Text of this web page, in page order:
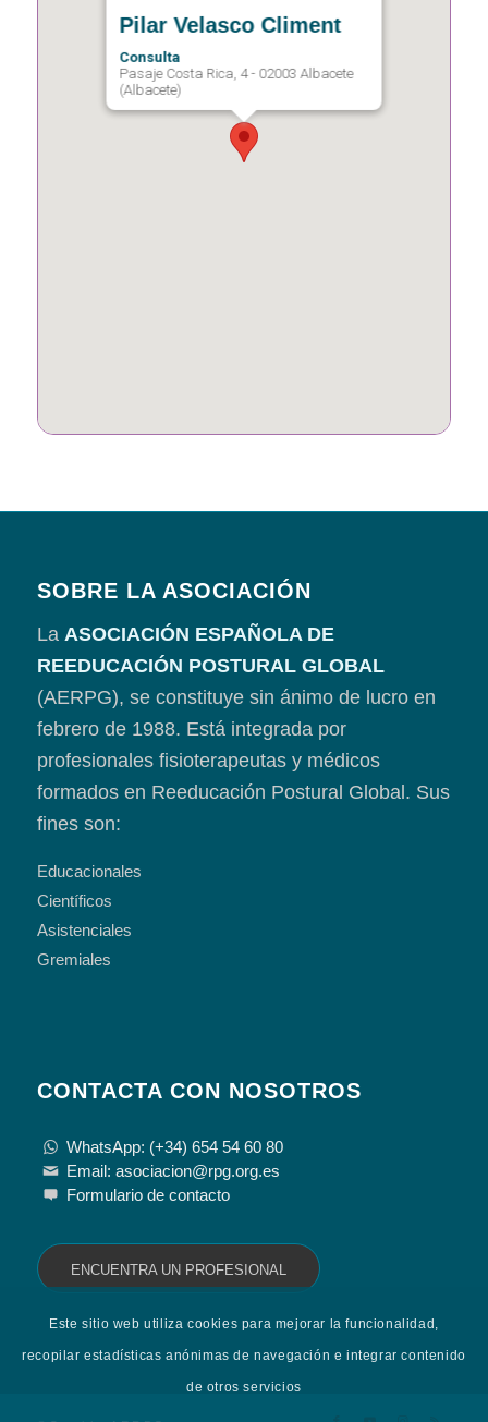
Pilar Velasco Climent
Consulta
Pasaje Costa Rica, 4 - 02003 Albacete
(Albacete)
SOBRE LA ASOCIACIÓN
La ASOCIACIÓN ESPAÑOLA DE
REEDUCACIÓN POSTURAL GLOBAL
(AERPG), se constituye sin ánimo de lucro en
febrero de 1988. Está integrada por
profesionales fisioterapeutas y médicos
formados en Reeducación Postural Global. Sus
fines son:
Educacionales
Científicos
Asistenciales
Gremiales
CONTACTA CON NOSOTROS
WhatsApp: (+34) 654 54 60 80
Email: asociacion@rpg.org.es
Formulario de contacto
ENCUENTRA UN PROFESIONAL
Este sitio web utiliza cookies para mejorar la funcionalidad,
recopilar estadísticas anónimas de navegación e integrar contenido
de otros servicios